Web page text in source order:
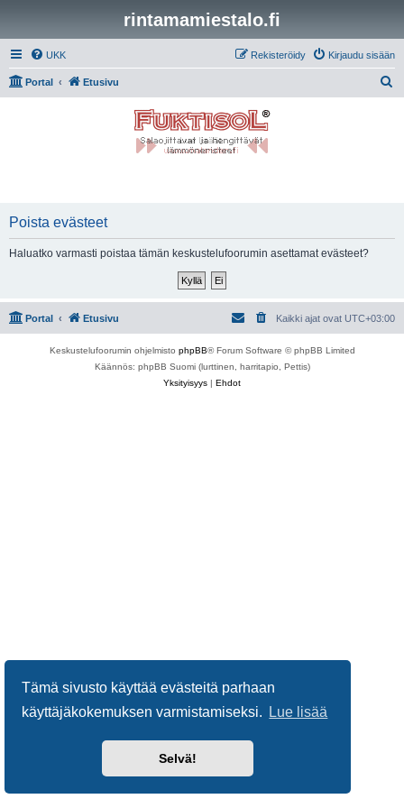
Tämä sivusto käyttää evästeitä parhaan
käyttäjäkokemuksen varmistamiseksi.
Lue lisää
Selvä!
rintamamiestalo.fi
UKK Kirjaudu sisään
Rekisteröidy
Portal Etusivu
Poista evästeet
Haluatko varmasti poistaa tämän keskustelufoorumin asettamat evästeet?
Portal Etusivu Kaikki ajat ovat UTC+03:00
Keskustelufoorumin ohjelmisto phpBB® Forum Software © phpBB Limited
Käännös: phpBB Suomi (lurttinen, harritapio, Pettis)
Yksityisyys | Ehdot